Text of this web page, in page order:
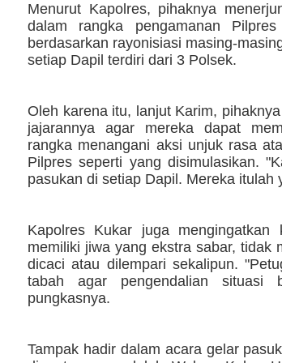
Menurut Kapolres, pihaknya
dalam rangka pengamanan
berdasarkan rayonisiasi masing-
setiap Dapil terdiri dari 3 Polsek.
Oleh karena itu, lanjut Karim,
jajarannya agar mereka dapat
rangka menangani aksi unjuk rasa
Pilpres seperti yang disimulasikan.
pasukan di setiap Dapil. Mereka
Kapolres Kukar juga mengingatkan
memiliki jiwa yang ekstra sabar, tidak
dicaci atau dilempari sekalipun.
tabah agar pengendalian situasi
pungkasnya.
Tampak hadir dalam acara gelar